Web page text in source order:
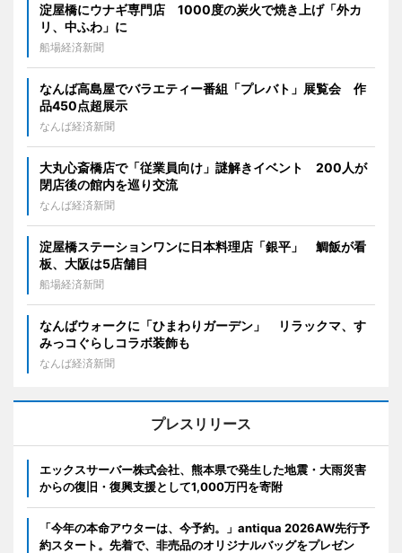
淀屋橋にウナギ専門店 1000度の炭火で焼き上げ「外カ
リ、中ふわ」に
船場経済新聞
なんば高島屋でバラエティー番組「プレバト」展覧会 作
品450点超展示
なんば経済新聞
大丸心斎橋店で「従業員向け」謎解きイベント 200人が
閉店後の館内を巡り交流
なんば経済新聞
淀屋橋ステーションワンに日本料理店「銀平」 鯛飯が看
板、大阪は5店舗目
船場経済新聞
なんばウォークに「ひまわりガーデン」 リラックマ、す
みっコぐらしコラボ装飾も
なんば経済新聞
プレスリリース
エックスサーバー株式会社、熊本県で発生した地震・大雨災害
からの復旧・復興支援として1,000万円を寄附
「今年の本命アウターは、今予約。」antiqua 2026AW先行予
約スタート。先着で、非売品のオリジナルバッグをプレゼン